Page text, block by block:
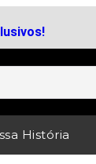
História